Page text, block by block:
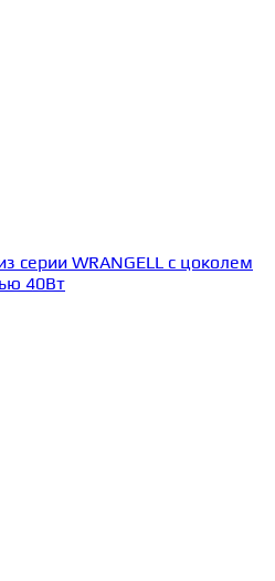
серии WRANGELL с цоколем
40Вт